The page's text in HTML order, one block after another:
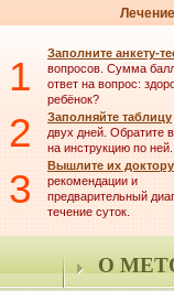
1 Заполните анкету-
вопросов. Сумма
ответ на вопрос:
ребёнок?
2 Заполняйте таблицу
двух дней. Обратите
на инструкцию по ней.
3 Вышлите их доктору
рекомендации и
предварительный
течение суток.
О